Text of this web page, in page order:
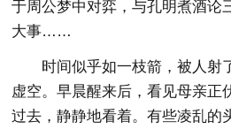
于周公梦中对弈，与孔明煮酒论
大事……
时间似乎如一枝箭，被人射
虚空。早晨醒来后，看见母亲正
过去，静静地看着。有些凌乱的